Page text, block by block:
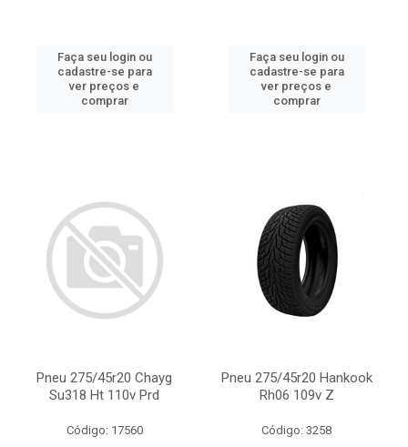
Faça seu login ou
cadastre-se para
ver preços e
comprar
Faça seu login ou
cadastre-se para
ver preços e
comprar
Pneu 275/45r20 Chayg
Su318 Ht 110v Prd
Código: 17560
Pneu 275/45r20 Hankook
Rh06 109v Z
Código: 3258